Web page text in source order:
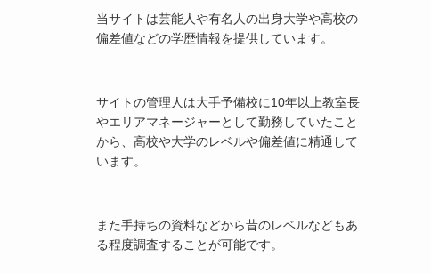
当サイトは芸能人や有名人の出身大学や高校の
偏差値などの学歴情報を提供しています。
サイトの管理人は大手予備校に10年以上教室長
やエリアマネージャーとして勤務していたこと
から、高校や大学のレベルや偏差値に精通して
います。
また手持ちの資料などから昔のレベルなどもあ
る程度調査することが可能です。